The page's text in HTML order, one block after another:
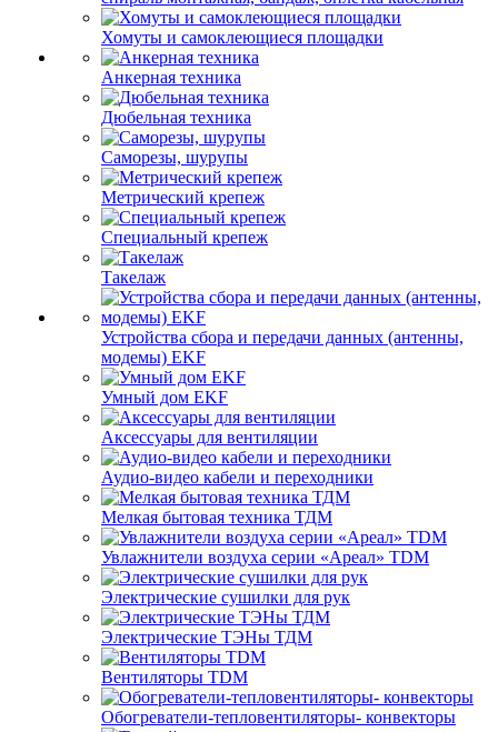
Хомуты и самоклеющиеся площадки
Анкерная техника
Дюбельная техника
Саморезы, шурупы
Метрический крепеж
Специальный крепеж
Такелаж
Устройства сбора и передачи данных (антенны,
модемы) EKF
Умный дом EKF
Аксессуары для вентиляции
Аудио-видео кабели и переходники
Мелкая бытовая техника ТДМ
Увлажнители воздуха серии «Ареал» TDM
Электрические сушилки для рук
Электрические ТЭНы ТДМ
Вентиляторы TDM
Обогреватели-тепловентиляторы- конвекторы